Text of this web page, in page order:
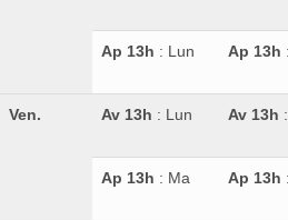
Ap 13h : Lun Ap 13h
Ven. Av 13h : Lun Av 13h
Ap 13h : Ma Ap 13h